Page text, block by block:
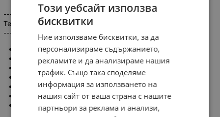
----------
Технически данни
----------
Максимално натоварване: 40 кг
Точност: 10 г
Мерни единици: г / кг / фунт / унция
Захранване: 2x AAA батерии (не са включени)
Дължина на каишката: 143 мм
Тегло: 189 г
Размери: 140x107x24 мм
Този уебсайт използва
бисквитки
Ние използваме бисквитки, за да
персонализираме съдържанието,
рекламите и да анализираме нашия
трафик. Също така споделяме
информация за използването на
нашия сайт от ваша страна с нашите
партньори за реклама и анализи,